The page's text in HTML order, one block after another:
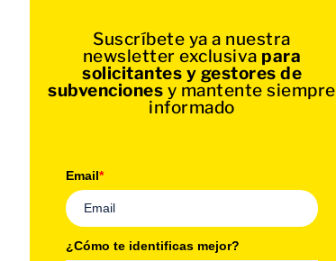
Suscríbete ya a nuestra
newsletter exclusiva para
solicitantes y gestores de
subvenciones y mantente siempre
informado
Email*
¿Cómo te identificas mejor?